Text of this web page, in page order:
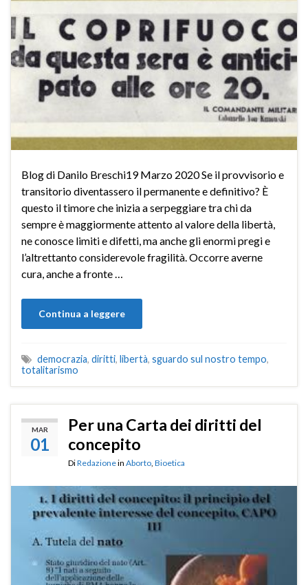
Blog di Danilo Breschi19 Marzo 2020 Se il provvisorio e
transitorio diventassero il permanente e definitivo? È
questo il timore che inizia a serpeggiare tra chi da
sempre è maggiormente attento al valore della libertà,
ne conosce limiti e difetti, ma anche gli enormi pregi e
l’altrettanto considerevole fragilità. Occorre averne
cura, anche a fronte …
Continua a leggere
democrazia, diritti, libertà, sguardo sul nostro tempo,
totalitarismo
MAR
01
Per una Carta dei diritti del
concepito
DiRedazionein Aborto Bioetica